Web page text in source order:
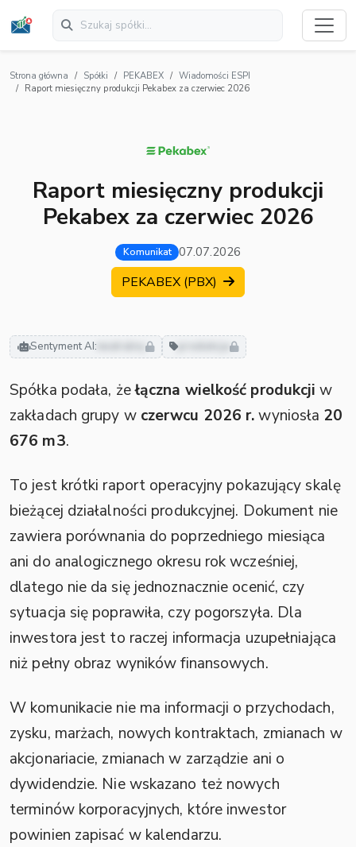
Strona główna Spółki PEKABEX
Wiadomości ESPI
Raport miesięczny produkcji Pekabex za czerwiec 2026
Raport miesięczny produkcji
Pekabex za czerwiec 2026
Komunikat 07.07.2026
PEKABEX (PBX)
Sentyment AI: neutralny produkcja
Spółka podała, żełączna wielkość produkcji w
zakładach grupy w czerwcu 2026 r.wyniosła 20
676 m3.
To jest krótki raport operacyjny pokazujący skalę
bieżącej działalności produkcyjnej. Dokument nie
zawiera porównania do poprzedniego miesiąca
ani do analogicznego okresu rok wcześniej,
dlatego nie da się jednoznacznie ocenić, czy
sytuacja się poprawiła, czy pogorszyła. Dla
inwestora jest to raczej informacja uzupełniająca
niż pełny obraz wyników finansowych.
W komunikacie nie ma informacji o przychodach,
zysku, marżach, nowych kontraktach, zmianach w
akcjonariacie, zmianach w zarządzie ani o
dywidendzie. Nie wskazano też nowych
terminów korporacyjnych, które inwestor
powinien zapisać w kalendarzu.